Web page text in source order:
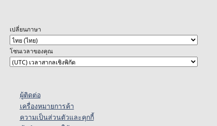
เปลี่ยนภาษา
โซนเวลาของคุณ
ผู้ติดต่อ
เครื่องหมายการค้า
ความเป็นส่วนตัวและคุกกี้